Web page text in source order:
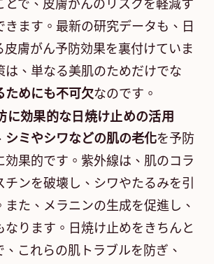
とで、皮膚がんのリスクを軽減す
きます。最新の研究データも、日
皮膚がん予防効果を裏付けていま
は、単なる美肌のためだけでな
ためにも不可欠なのです。
に効果的な日焼け止めの活用
シミやシワなどの肌の老化を予防
効果的です。紫外線は、肌のコラ
ンを破壊し、シワやたるみを引
また、メラニンの生成を促進し、
なります。日焼け止めをきちんと
これらの肌トラブルを防ぎ、